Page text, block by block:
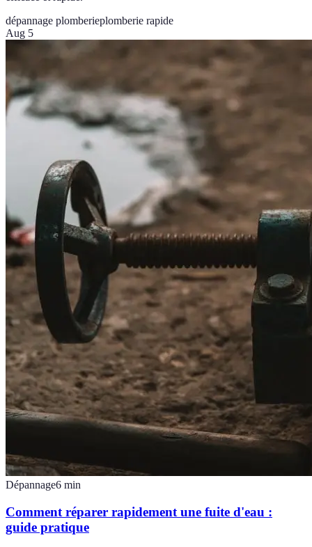
dépannage plomberieplomberie rapide
Aug 5
Dépannage6 min
Comment réparer rapidement une fuite d'eau :
guide pratique